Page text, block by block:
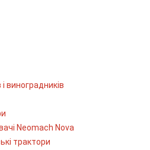
виноградників
Neomach Nova
трактори